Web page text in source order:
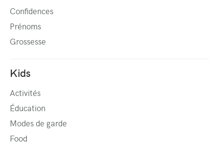
Confidences
Prénoms
Grossesse
Kids
Activités
Éducation
Modes de garde
Food